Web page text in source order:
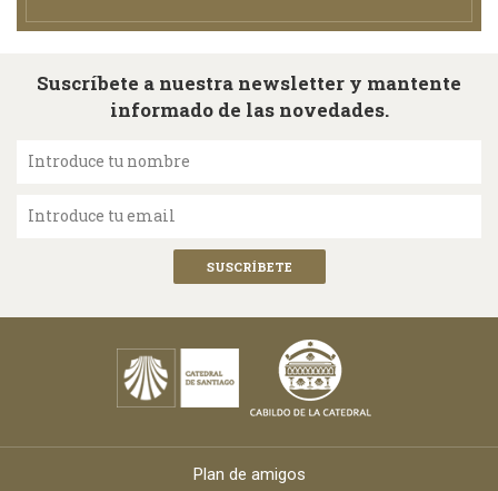
Suscríbete a nuestra newsletter y mantente
informado de las novedades.
Introduce tu nombre
Introduce tu email
Plan de amigos